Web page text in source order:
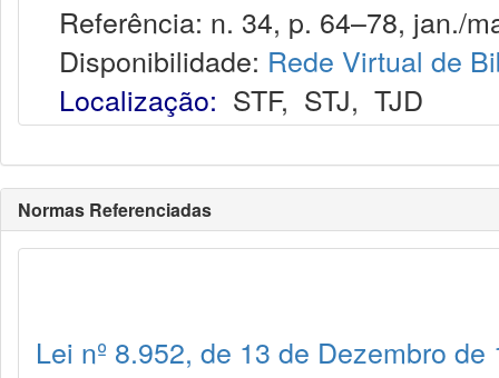
Referência: n. 34, p. 64–78, jan./
Disponibilidade: Rede Virtual de
Localização: STF, STJ, TJD
Normas Referenciadas
Lei nº 8.952, de 13 de Dezembro de